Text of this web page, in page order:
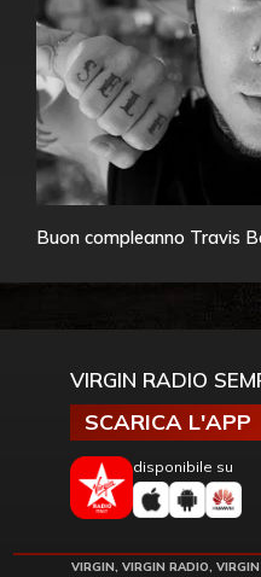
Buon compleanno Travis
VIRGIN RADIO
SCARICA L'APP
disponibile su
VIRGIN, VIRGIN RADIO,